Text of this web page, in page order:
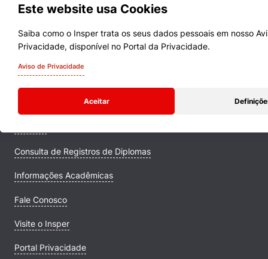
Este website usa Cookies
Saiba como o Insper trata os seus dados pessoais em nosso
Privacidade, disponível no Portal da Privacidade.
Aviso de Privacidade
Aceitar
Quem Somos
Comunidade Transforme
Consulta de Registros de Diplomas
Informações Acadêmicas
Fale Conosco
Visite o Insper
Portal Privacidade